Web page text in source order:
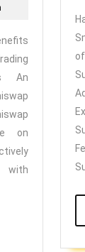
Benefits
of
DEX
Trading
An
on
with